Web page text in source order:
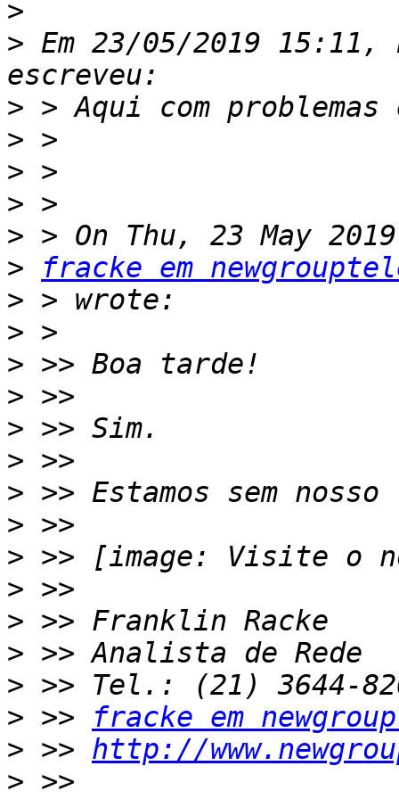
>
> Em 23/05/2019
>
>
>
>
>
>
fracke em
>
>
>
>
>
>
>
>
>
>
>
>
>
> >>
fracke em
> >> http://
>